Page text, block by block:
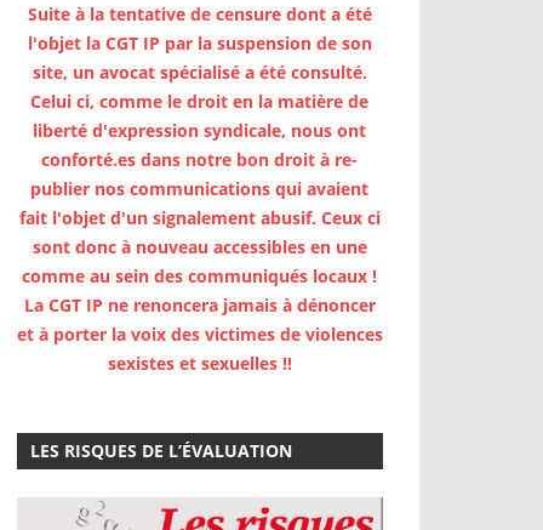
Suite à la tentative de censure dont a été
l'objet la CGT IP par la suspension de son
site, un avocat spécialisé a été consulté.
Celui ci, comme le droit en la matière de
liberté d'expression syndicale, nous ont
conforté.es dans notre bon droit à re-
publier nos communications qui avaient
fait l'objet d'un signalement abusif. Ceux ci
sont donc à nouveau accessibles en une
comme au sein des communiqués locaux !
La CGT IP ne renoncera jamais à dénoncer
et à porter la voix des victimes de violences
sexistes et sexuelles !!
LES RISQUES DE L’ÉVALUATION